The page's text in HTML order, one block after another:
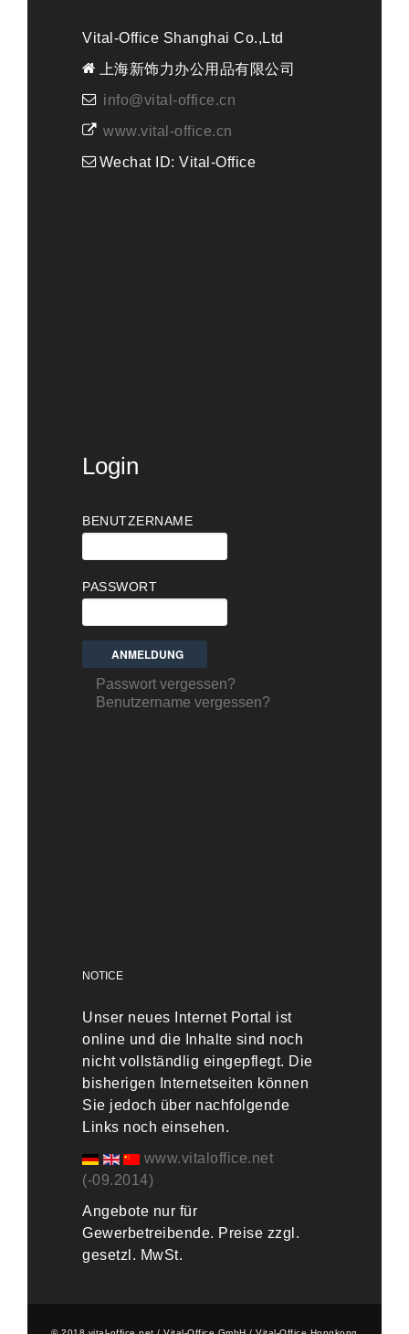
Vital-Office Shanghai Co.,Ltd
上海新饰力办公用品有限公司
info@vital-office.cn
www.vital-office.cn
Wechat ID: Vital-Office
Login
BENUTZERNAME
PASSWORT
Passwort vergessen?
Benutzername vergessen?
NOTICE
Unser neues Internet Portal ist
online und die Inhalte sind noch
nicht vollständlig eingepflegt. Die
bisherigen Internetseiten können
Sie jedoch über nachfolgende
Links noch einsehen.
www.vitaloffice.net
(-09.2014)
Angebote nur für
Gewerbetreibende. Preise zzgl.
gesetzl. MwSt.